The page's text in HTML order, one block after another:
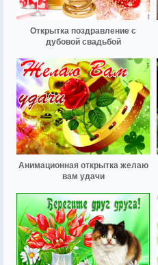
Открытка поздравление с
дубовой свадьбой
Анимационная открытка желаю
вам удачи